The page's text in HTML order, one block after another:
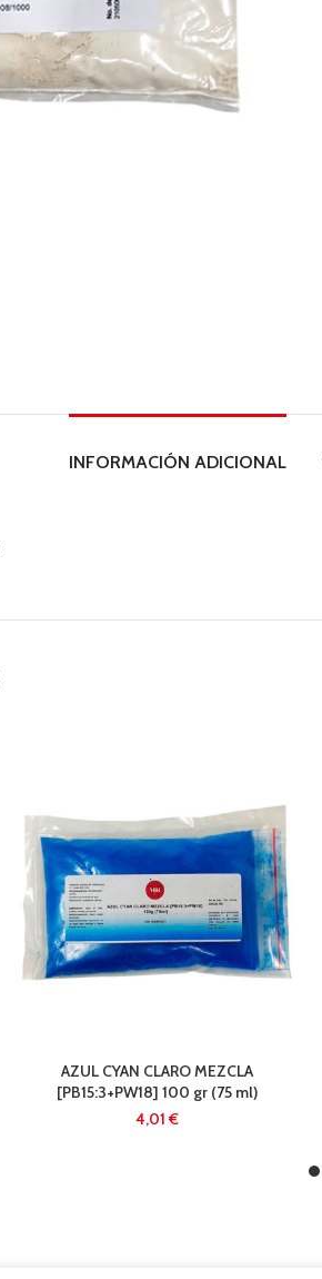
INFORMACIÓN ADICIONAL
AZUL CYAN CLARO MEZCLA
[PB15:3+PW18] 100 gr (75 ml)
€